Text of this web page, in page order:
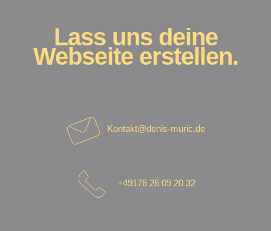
Lass uns deine
Webseite erstellen.
Kontakt@denis-muric.de
+49176 26 09 20 32